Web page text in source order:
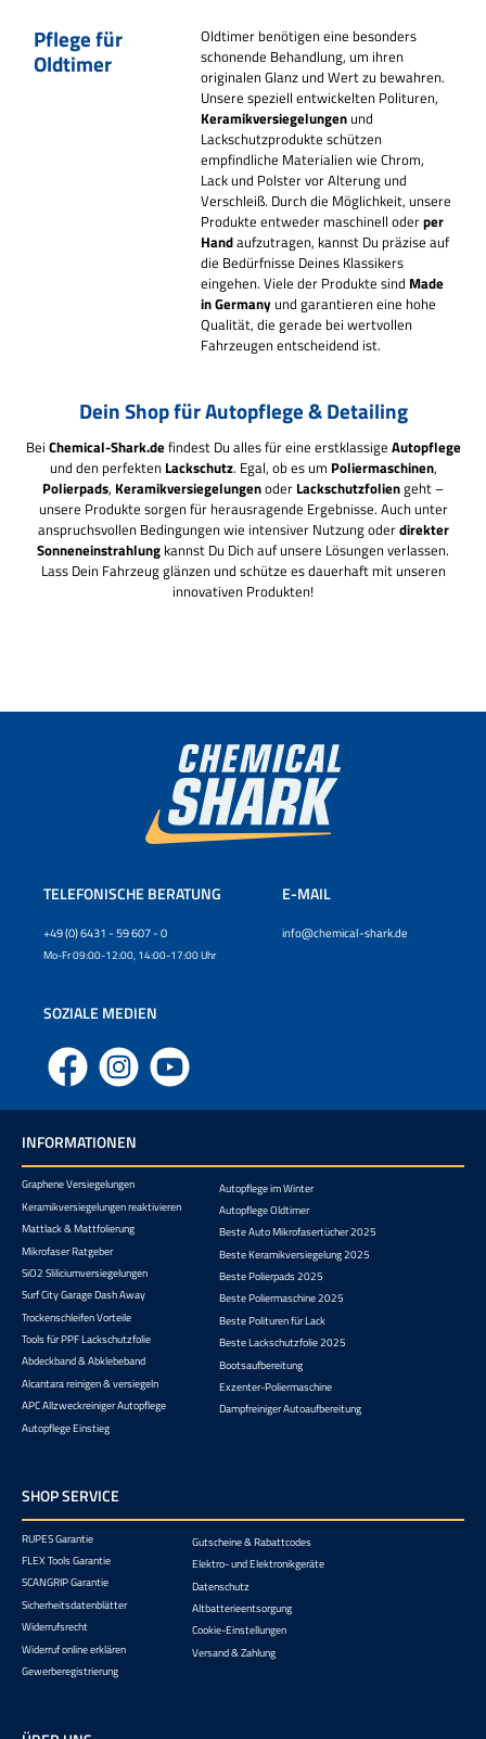
Pflege für
Oldtimer
Oldtimer benötigen eine besonders
schonende Behandlung, um ihren
originalen Glanz und Wert zu bewahren.
Unsere speziell entwickelten Polituren,
Keramikversiegelungenund
Lackschutzprodukte schützen
empfindliche Materialien wie Chrom,
Lack und Polster vor Alterung und
Verschleiß. Durch die Möglichkeit, unsere
Produkte entweder maschinell oderper
Handaufzutragen, kannst Du präzise auf
die Bedürfnisse Deines Klassikers
eingehen. Viele der Produkte sind Made
in Germanyund garantieren eine hohe
Qualität, die gerade bei wertvollen
Fahrzeugen entscheidend ist.
Dein Shop für Autopflege & Detailing
Bei Chemical-Shark.defindest Du alles für eine erstklassige Autopflege
und den perfekten Lackschutz. Egal, ob es um Poliermaschinen,
Polierpads, Keramikversiegelungenoder Lackschutzfoliengeht –
unsere Produkte sorgen für herausragende Ergebnisse. Auch unter
anspruchsvollen Bedingungen wie intensiver Nutzung oderdirekter
Sonneneinstrahlung kannst Du Dich auf unsere Lösungen verlassen.
Lass Dein Fahrzeug glänzen und schütze es dauerhaft mit unseren
innovativen Produkten!
TELEFONISCHE BERATUNG
+49 (0) 6431 - 59 607 - 0
Mo-Fr 09:00-12:00, 14:00-17:00 Uhr
E-MAIL
info@chemical-shark.de
SOZIALE MEDIEN
Facebook Instagram YouTube
INFORMATIONEN
Graphene Versiegelungen
Keramikversiegelungen reaktivieren
Mattlack & Mattfolierung
Mikrofaser Ratgeber
SiO2 Sliliciumversiegelungen
Surf City Garage Dash Away
Trockenschleifen Vorteile
Tools für PPF Lackschutzfolie
Abdeckband & Abklebeband
Alcantara reinigen & versiegeln
APC Allzweckreiniger Autopflege
Autopflege Einstieg
Autopflege im Winter
Autopflege Oldtimer
Beste Auto Mikrofasertücher 2025
Beste Keramikversiegelung 2025
Beste Polierpads 2025
Beste Poliermaschine 2025
Beste Polituren für Lack
Beste Lackschutzfolie 2025
Bootsaufbereitung
Exzenter-Poliermaschine
Dampfreiniger Autoaufbereitung
SHOP SERVICE
RUPES Garantie
FLEX Tools Garantie
SCANGRIP Garantie
Sicherheitsdatenblätter
Widerrufsrecht
Widerruf online erklären
Gewerberegistrierung
Gutscheine & Rabattcodes
Elektro- und Elektronikgeräte
Datenschutz
Altbatterieentsorgung
Cookie-Einstellungen
Versand & Zahlung